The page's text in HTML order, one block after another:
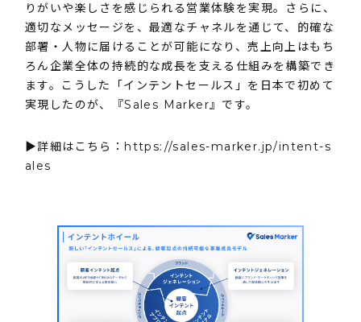
りがいや楽しさを感じられる営業体験を実現。さらに、
適切なメッセージを、最適なチャネルを通じて、的確な
部署・人物に届けることが可能になり、売上向上はもち
ろん企業全体の持続的な成長を支える仕組みを構築でき
ます。こうした「インテントセールス」を日本で初めて
実現したのが、『Sales Marker』です。
▶詳細はこちら： https://sales-marker.jp/intent-s
ales